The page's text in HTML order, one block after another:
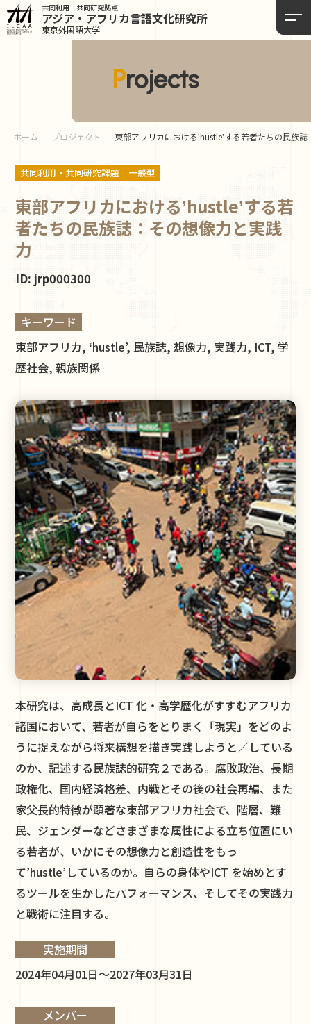
共同利用 共同研究拠点
アジア・アフリカ言語文化研究所
東京外国語大学
Projects
ホーム プロジェクト 東部アフリカにおけるʼhustleʼする若者たちの⺠族
共同利用・共同研究課題 一般型
東部アフリカにおけるʼhustleʼする若
者たちの⺠族誌：その想像⼒と実践
⼒
ID: jrp000300
キーワード
東部アフリカ, ‘hustle’, 民族誌, 想像力, 実践力, ICT, 学
歴社会, 親族関係
本研究は、高成長とICT 化・高学歴化がすすむアフリカ
諸国において、若者が自らをとりまく「現実」をどのよ
うに捉えながら将来構想を描き実践しようと／している
のか、記述する民族誌的研究２である。腐敗政治、長期
政権化、国内経済格差、内戦とその後の社会再編、また
家父長的特徴が顕著な東部アフリカ社会で、階層、難
民、ジェンダーなどさまざまな属性による立ち位置にい
る若者が、いかにその想像力と創造性をもっ
て’hustle’しているのか。自らの身体やICT を始めとす
るツールを生かしたパフォーマンス、そしてその実践力
と戦術に注目する。
実施期間
2024年04月01日～2027年03月31日
メンバー